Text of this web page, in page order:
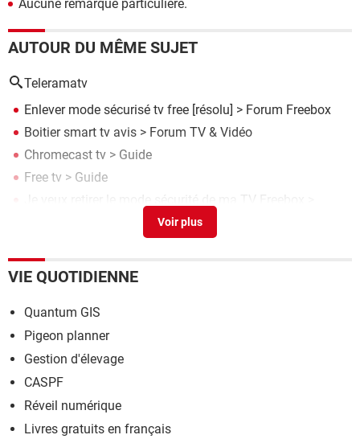
Aucune remarque particulière.
AUTOUR DU MÊME SUJET
Teleramatv
Enlever mode sécurisé tv free [résolu] > Forum Freebox
Boitier smart tv avis > Forum TV & Vidéo
Chromecast tv > Guide
Free tv > Guide
Je veux retirer le mode sécurité de ma TV Freebox
VIE QUOTIDIENNE
Quantum GIS
Pigeon planner
Gestion d'élevage
CASPF
Réveil numérique
Livres gratuits en français